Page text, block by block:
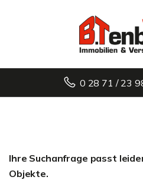
0 28 71 / 23
Ihre Suchanfrage passt
Objekte.